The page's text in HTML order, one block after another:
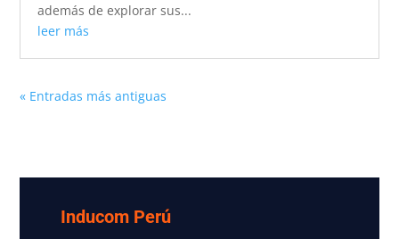
además de explorar sus...
leer más
« Entradas más antiguas
Inducom Perú